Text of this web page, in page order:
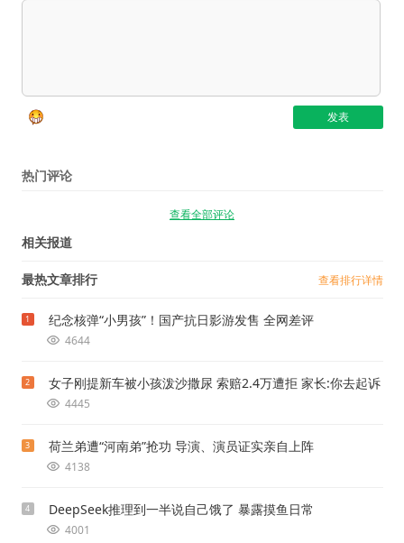
热门评论
查看全部评论
相关报道
最热文章排行 查看排行详情
1 纪念核弹“小男孩”！国产抗日影游发售 全网差评
4644
2 女子刚提新车被小孩泼沙撒尿 索赔2.4万遭拒 家长:你去起诉
4445
3 荷兰弟遭“河南弟”抢功 导演、演员证实亲自上阵
4138
4 DeepSeek推理到一半说自己饿了 暴露摸鱼日常
4001